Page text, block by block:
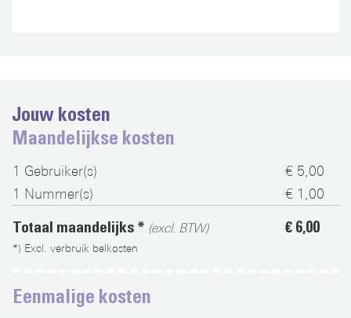
Jouw kosten
Maandelijkse kosten
1 Gebruiker(s)
€ 5,00
1 Nummer(s) € 1,00
Totaal maandelijks * (excl. BTW) € 6,00
*) Excl. verbruik belkosten
Eenmalige kosten